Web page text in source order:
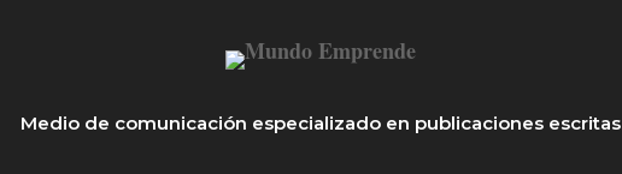
Medio de comunicación especializado en publicaciones escritas